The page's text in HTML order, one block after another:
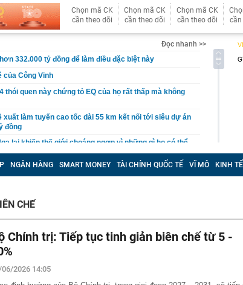
Chọn mã CK
cần theo dõi
Chọn mã CK
cần theo dõi
Chọn mã CK
cần theo dõi
cần
Đọc nhanh >>
332.000 tỷ đồng để làm điều đặc biệt này
của Công Vinh
thói quen này chứng tỏ EQ của họ rất thấp mà không
xuất làm tuyến cao tốc dài 55 km kết nối tới siêu dự án
đồng
lại khiến thế giới choáng ngợp vì những gì họ có thể
phố cổ Hà Nội sắp được xây dựng thành tòa nhà 21
5 lần, Nam Hoa (NHT) mở rộng hai trụ cột sau tái
sai phạm xuất khẩu sầu riêng
tòa Riviera - cửa ngõ tổ hợp 12 tòa tháp ven sông của
Nam TP.HCM?
8 tại SJC, Bảo Tín Minh Châu, Bảo Tín Mạnh Hải, DOJI,
NGÂN HÀNG SMART MONEY TÀI CHÍNH QUỐC TẾ VĨ MÔ KINH
CHẾ
Chính trị: Tiếp tục tinh giản biên chế từ 5 -
2026 14:05